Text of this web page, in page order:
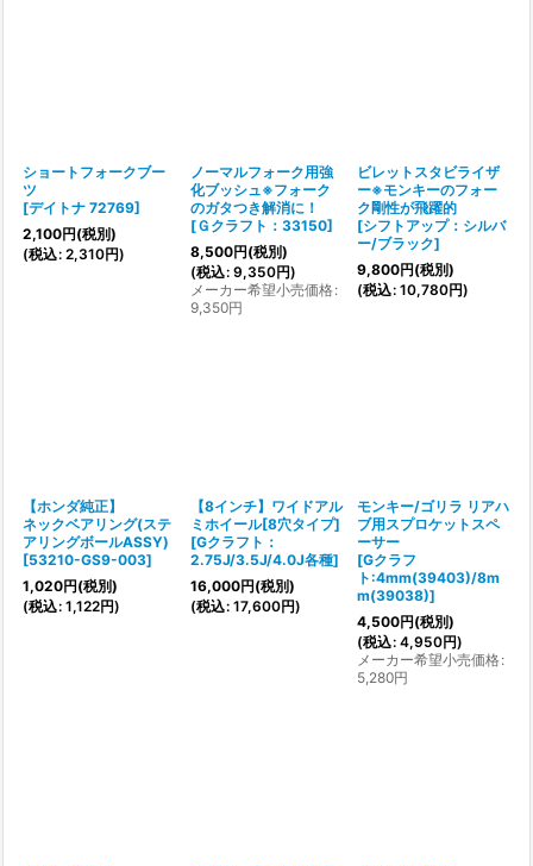
ショートフォークブー
ツ
[デイトナ 72769]
2,100円(税別)
(税込: 2,310円)
ノーマルフォーク用強
化ブッシュ※フォーク
のガタつき解消に！
[Ｇクラフト：33150]
8,500円(税別)
(税込: 9,350円)
メーカー希望小売価格:
9,350円
ビレットスタビライザ
ー※モンキーのフォー
ク剛性が飛躍的
[シフトアップ：シルバ
ー/ブラック]
9,800円(税別)
(税込: 10,780円)
【ホンダ純正】
ネックベアリング(ステ
アリングボールASSY)
[53210-GS9-003]
1,020円(税別)
(税込: 1,122円)
【8インチ】ワイドアル
ミホイール[8穴タイプ]
[Gクラフト：
2.75J/3.5J/4.0J各種]
16,000円(税別)
(税込: 17,600円)
モンキー/ゴリラ リアハ
ブ用スプロケットスペ
ーサー
[Gクラフ
ト:4mm(39403)/8m
m(39038)]
4,500円(税別)
(税込: 4,950円)
メーカー希望小売価格:
5,280円